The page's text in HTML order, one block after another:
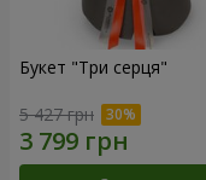
Букет "Три серця"
5 427 грн